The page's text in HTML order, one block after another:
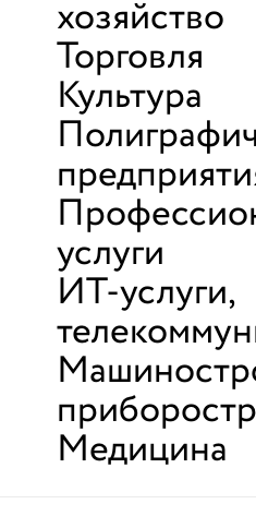
хозяйство
Торговля
Культура
услуги
ИТ-услуги,
Медицина